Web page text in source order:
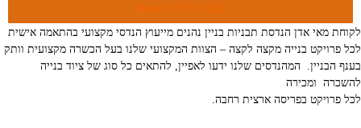
פנו אלינו בוואצאפ
לקוחת מאי אדן הנדסת תבניות בניין נהנים מייעוץ הנדסי מקצועי בהתאמה אישית
לכל פרויקט בנייה מקצה לקצה – הצוות המקצועי שלנו בעל הכשרה מקצועית וותק
בענף הבניין. המהנדסים שלנו ידעו לאפיין, להתאים כל סוג של ציוד בנייה
להשכרה ומכירה
לכל פרויקט בפריסה ארצית רחבה.